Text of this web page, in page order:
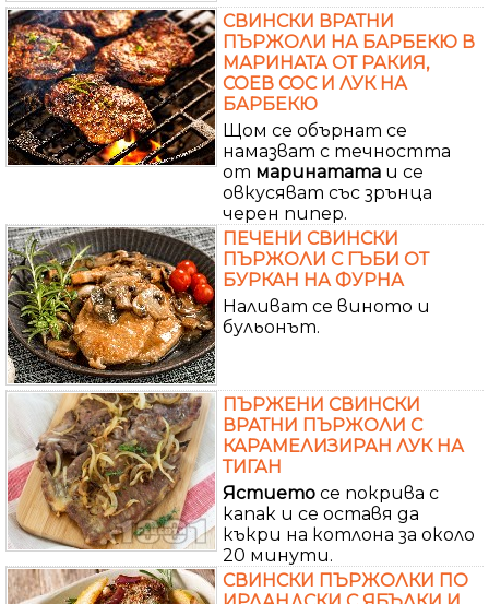
СВИНСКИ ВРАТНИ
ПЪРЖОЛИ НА БАРБЕКЮ В
МАРИНАТА ОТ РАКИЯ,
СОЕВ СОС И ЛУК НА
БАРБЕКЮ
Щом се обърнат се
намазват с течността
от маринатата и се
овкусяват със зрънца
черен пипер.
ПЕЧЕНИ СВИНСКИ
ПЪРЖОЛИ С ГЪБИ ОТ
БУРКАН НА ФУРНА
Наливат се виното и
бульонът.
ПЪРЖЕНИ СВИНСКИ
ВРАТНИ ПЪРЖОЛИ С
КАРАМЕЛИЗИРАН ЛУК НА
ТИГАН
Ястието се покрива с
капак и се оставя да
къкри на котлона за около
20 минути.
СВИНСКИ ПЪРЖОЛКИ ПО